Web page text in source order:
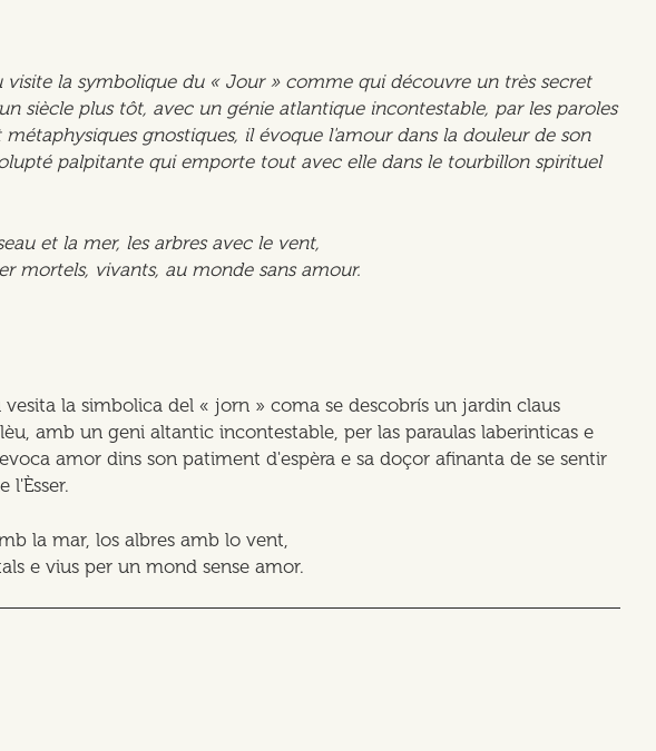
la symbolique du « Jour » comme qui découvre un très secret
siècle plus tôt, avec un génie atlantique incontestable, par les paroles
gnostiques, il évoque l'amour dans la douleur de son
palpitante qui emporte tout avec elle dans le tourbillon spirituel
et la mer, les arbres avec le vent,
mortels, vivants, au monde sans amour.
la simbolica del « jorn » coma se descobrís un jardin claus
amb un geni altantic incontestable, per las paraulas laberinticas e
amor dins son patiment d'espèra e sa doçor afinanta de se sentir
l'Èsser.
la mar, los albres amb lo vent,
e vius per un mond sense amor.